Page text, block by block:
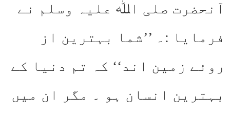
آنحضرت صلی اﷲ علیہ وسلم نے
فرمایا :۔ ’’شما بہترین از
روئے زمین اند‘‘ کہ تم دنیا کے
بہترین انسان ہو ۔ مگر ان میں